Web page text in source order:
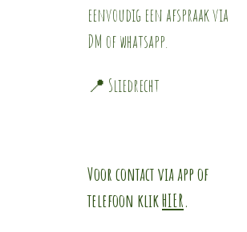
eenvoudig een afspraak via
DM of whatsapp.
📍 Sliedrecht
Voor contact via app of
telefoon klikHIER.